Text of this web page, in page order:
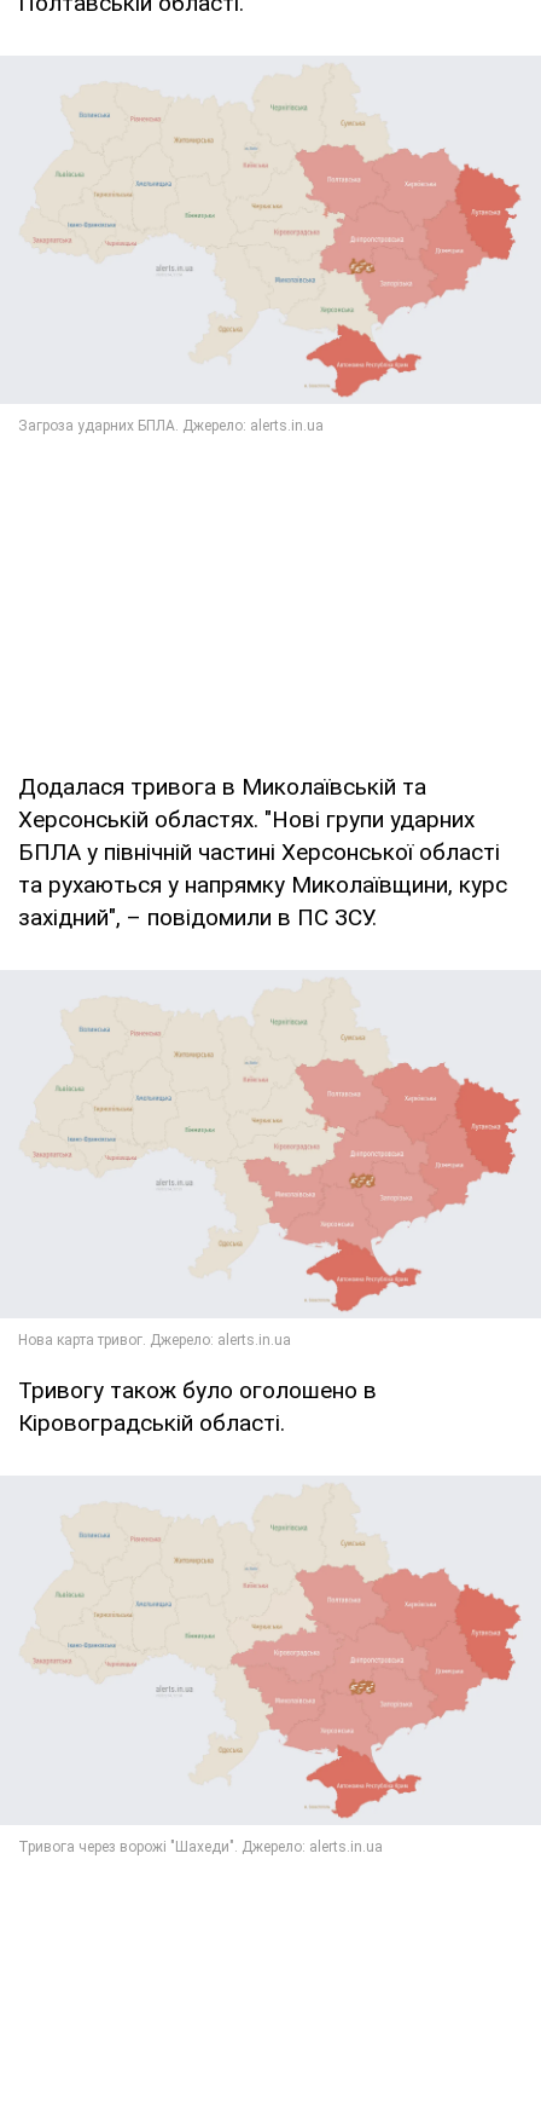
Додалася тривога в Миколаївській та
Херсонській областях. "Нові групи ударних
БПЛА у північній частині Херсонської області
та рухаються у напрямку Миколаївщини, курс
західний", – повідомили в ПС ЗСУ.
Тривогу також було оголошено в
Кіровоградській області.